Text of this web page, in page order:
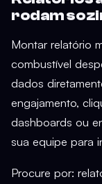
rodam
Montar relatório
combustível
dados
engajamento,
dashboards ou
sua equipe para
Procure por: